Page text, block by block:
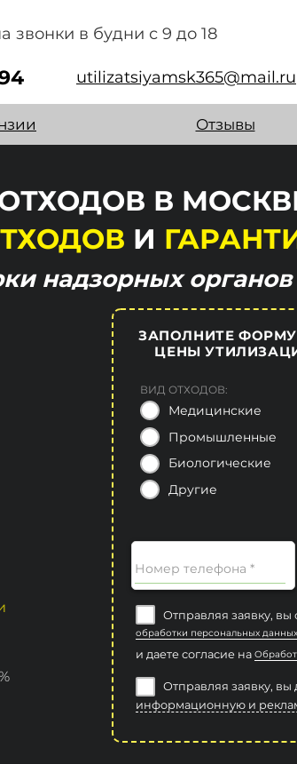
звонки в будни с 9 до 18
utilizatsiyamsk365@mail.ru
Отзывы
В
И
надзорных органов
ЗАПОЛНИТЕ
ЦЕНЫ
ВИД ОТХОДОВ:
Медицинские
Промышленные
Биологические
Другие
Номер телефона *
Отправляя заявку, вы
обработки персональных данных
и даете согласие на
Отправляя заявку, вы
информационную и